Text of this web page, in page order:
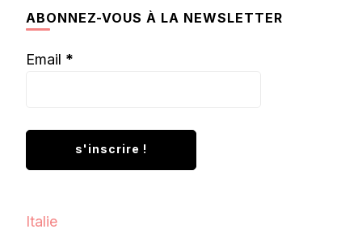
ABONNEZ-VOUS À LA NEWSLETTER
Email *
Italie